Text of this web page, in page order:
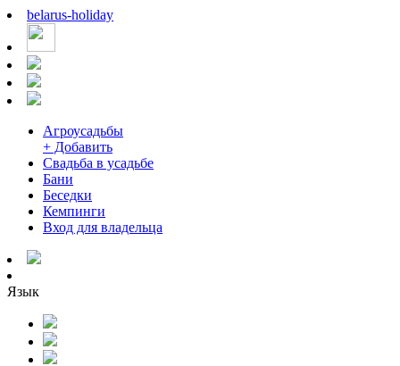
belarus-holiday
Агроусадьбы
+ Добавить
Свадьба в усадьбе
Бани
Беседки
Кемпинги
Вход для владельца
Язык